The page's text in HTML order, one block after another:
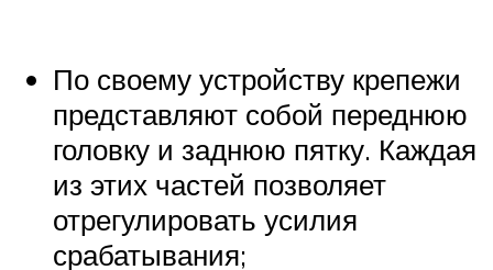
По своему устройству крепежи
представляют собой переднюю
головку и заднюю пятку. Каждая
из этих частей позволяет
отрегулировать усилия
срабатывания;